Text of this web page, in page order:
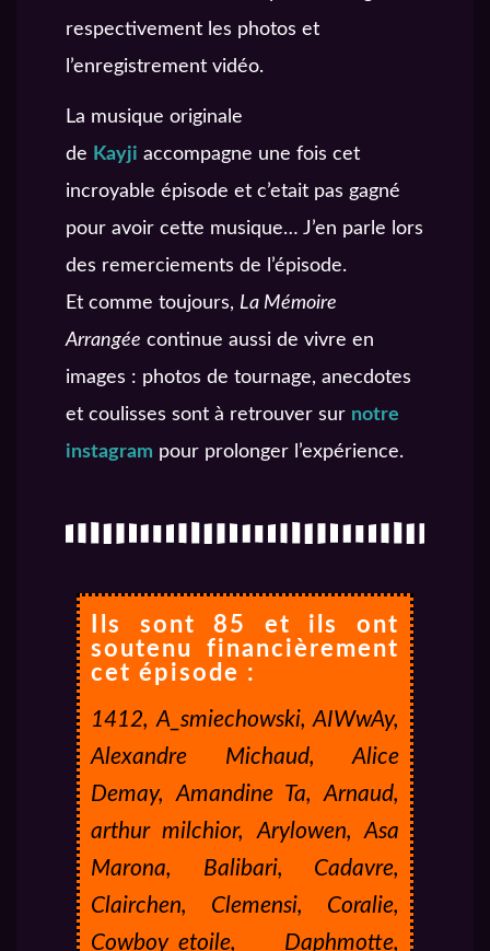
respectivement les photos et
l’enregistrement vidéo.
La musique originale
de Kayji accompagne une fois cet
incroyable épisode et c’etait pas gagné
pour avoir cette musique… J’en parle lors
des remerciements de l’épisode.
Et comme toujours, La Mémoire
Arrangée continue aussi de vivre en
images : photos de tournage, anecdotes
et coulisses sont à retrouver sur notre
instagram pour prolonger l’expérience.
Ils sont 85 et ils ont
soutenu financièrement
cet épisode :
1412, A_smiechowski, AIWwAy,
Alexandre Michaud, Alice
Demay, Amandine Ta, Arnaud,
arthur milchior, Arylowen, Asa
Marona, Balibari, Cadavre,
Clairchen, Clemensi, Coralie,
Cowboy_etoile, Daphmotte,